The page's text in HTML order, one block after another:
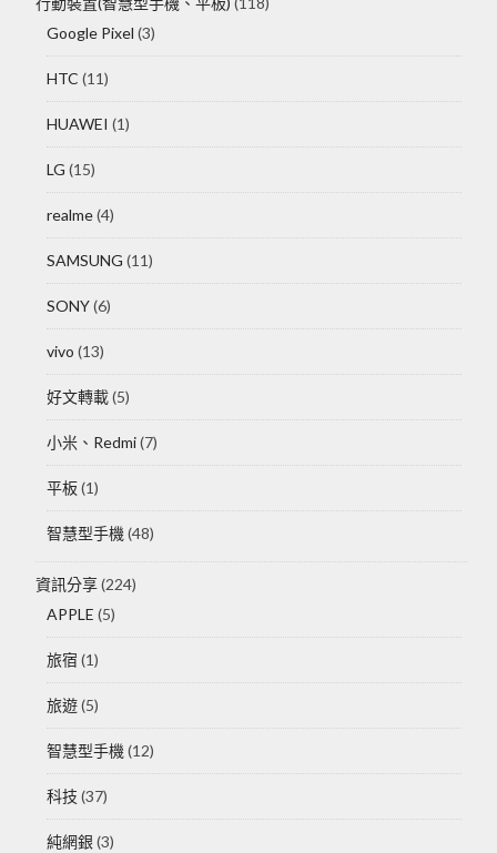
Google Pixel (3)
HTC (11)
HUAWEI (1)
LG (15)
realme(4)
SAMSUNG (11)
SONY(6)
vivo (13)
好文轉載(5)
小米、Redmi(7)
平板(1)
智慧型手機 (48)
資訊分享(224)
APPLE (5)
旅宿 (1)
旅遊(5)
智慧型手機 (12)
科技 (37)
純網銀 (3)